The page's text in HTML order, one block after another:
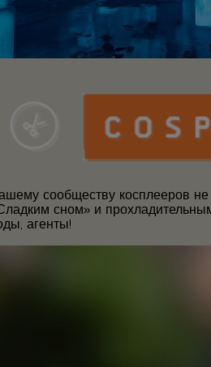
сообществу косплееров
сном» и
агенты!